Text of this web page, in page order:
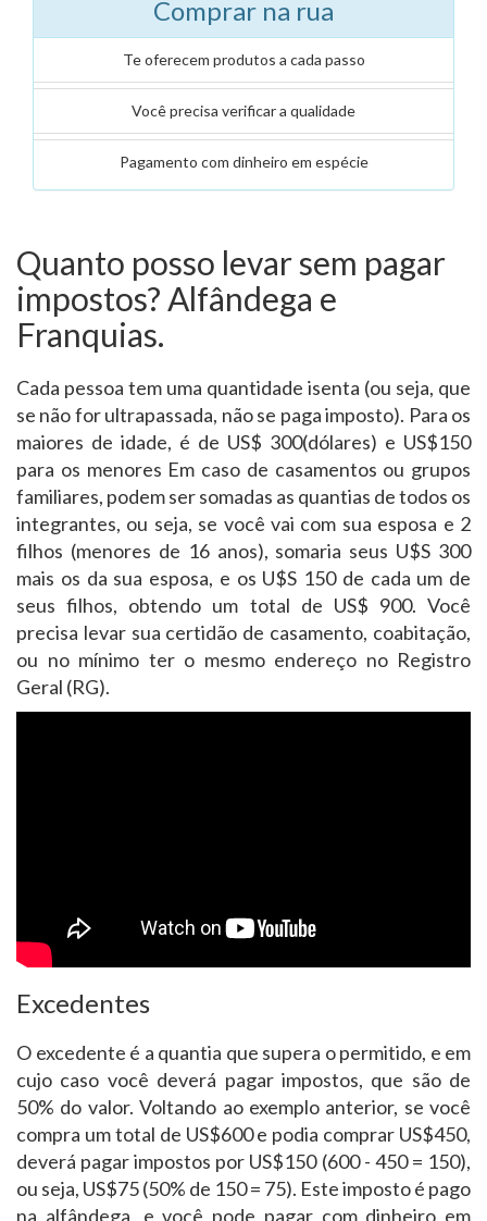
Comprar na rua
Te oferecem produtos a cada passo
Você precisa verificar a qualidade
Pagamento com dinheiro em espécie
Quanto posso levar sem pagar
impostos? Alfândega e
Franquias.
Cada pessoa tem uma quantidade isenta (ou seja, que
se não for ultrapassada, não se paga imposto). Para os
maiores de idade, é de US$ 300(dólares) e US$150
para os menores Em caso de casamentos ou grupos
familiares, podem ser somadas as quantias de todos os
integrantes, ou seja, se você vai com sua esposa e 2
filhos (menores de 16 anos), somaria seus U$S 300
mais os da sua esposa, e os U$S 150 de cada um de
seus filhos, obtendo um total de US$ 900. Você
precisa levar sua certidão de casamento, coabitação,
ou no mínimo ter o mesmo endereço no Registro
Geral (RG).
Excedentes
O excedente é a quantia que supera o permitido, e em
cujo caso você deverá pagar impostos, que são de
50% do valor. Voltando ao exemplo anterior, se você
compra um total de US$600 e podia comprar US$450,
deverá pagar impostos por US$150 (600 - 450 = 150),
ou seja, US$75 (50% de 150 = 75). Este imposto é pago
na alfândega, e você pode pagar com dinheiro em